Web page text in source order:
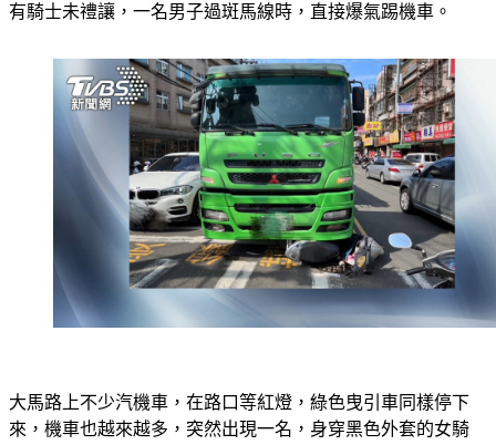
有騎士未禮讓，一名男子過斑馬線時，直接爆氣踢機車。
大馬路上不少汽機車，在路口等紅燈，綠色曳引車同樣停下
來，機車也越來越多，突然出現一名，身穿黑色外套的女騎